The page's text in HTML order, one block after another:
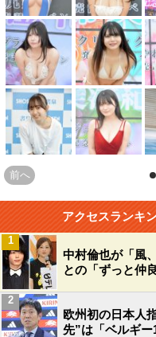
前へ
アクセスランキ
中村倫也が「風
との「ずっと仲
1
欧州初の日本人
先”は「ベルギ
2